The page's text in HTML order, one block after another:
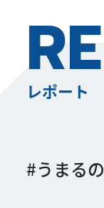
レポート
#うまる